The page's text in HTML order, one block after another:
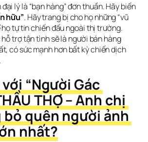
lý là “bạn hàng” đơn thuần. Hãy biến
hữu”. Hãy trang bị cho họ những “vũ
họ tự tin chiến đấu ngoài thị trường.
trợ tận tình sẽ là người bán hàng
có sức mạnh hơn bất kỳ chiến dịch
“Người Gác
THỢ – Anh chị
bỏ quên người ảnh
nhất?